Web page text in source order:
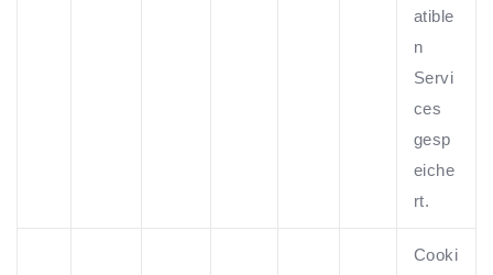
atible
n
Servi
ces
gesp
eiche
rt.
Cooki